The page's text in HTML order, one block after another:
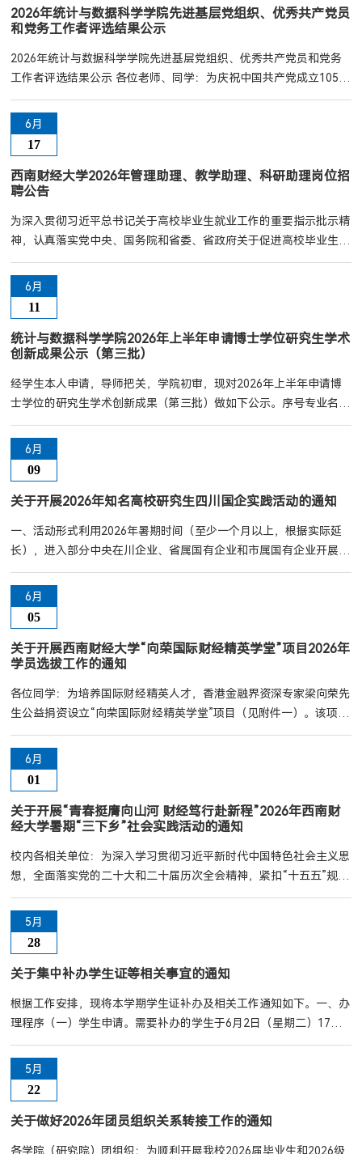
名额为1名。三、评选条件：（一）政治立场坚定，...
2026年统计与数据科学学院先进基层党组织、优秀共产党员
和党务工作者评选结果公示
2026年统计与数据科学学院先进基层党组织、优秀共产党员和党务
工作者评选结果公示 各位老师、同学：为庆祝中国共产党成立105周
年，进一步激励我院广大师生党员牢记嘱托、砥砺奋进，谱写教育强
国建设西财篇章，奋力开启新百年新征程，学院党委决定表彰一批先
进基层党组织、优秀共产党员和优秀党务工作者。按照评选表彰工作
部署，在各党支部提出推荐对象的基础上，采取自下而上、上下结合
的方式，认真审核遴选，确定了2个先进基层党组织、...
6月
17
西南财经大学2026年管理助理、教学助理、科研助理岗位招
聘公告
为深入贯彻习近平总书记关于高校毕业生就业工作的重要指示批示精
神，认真落实党中央、国务院和省委、省政府关于促进高校毕业生高
质量充分就业的决策部署，根据教育部《关于开展2026届高校毕业
生就业“百日冲刺”行动的通知》（教就业司函〔2026〕29号）和四
川省科学技术厅《关于做好2026年科技系统科研助理岗位开发及招
录高校毕业生就业工作的通知》（川科才〔2026〕10号）要求，结
合我校实际，现面向2026届未就业毕业生招聘管理助理、...
6月
11
统计与数据科学学院2026年上半年申请博士学位研究生学术
创新成果公示（第三批）
经学生本人申请，导师把关，学院初审，现对2026年上半年申请博
士学位的研究生学术创新成果（第三批）做如下公示。序号专业名称
学号学生姓名创新成果认定办法版本（2018/2021/2025)学术创新成
果类型（1或X）学术创新成果题目学术创新成果发表刊物及时间
（认定机构）认定级别1020209数量经济学122020209001史文慧
20181Source-Conditioned Spillovers and Tail Dependence in
Belt and Road Equity Markets: Evidence from China Equity ...
6月
09
关于开展2026年知名高校研究生四川国企实践活动的通知
一、活动形式利用2026年暑期时间（至少一个月以上，根据实际延
长），进入部分中央在川企业、省属国有企业和市属国有企业开展社
会实践活动。实践内容包括参与经营管理、策划运营、课题研究、人
力资源等专业性实效性较强的工作任务。二、活动安排1.报名与推
荐：有意向的在读研究生可对照《2026年知名高校研究生四川国企
实践活动需求表》，结合岗位要求，填写《2026年知名高校研究生
四川国企实践活动报名表》（附件1），报名表中注明推荐意见并加
盖就业中心公章（...
6月
05
关于开展西南财经大学“向荣国际财经精英学堂”项目2026年
学员选拔工作的通知
各位同学：为培养国际财经精英人才，香港金融界资深专家梁向荣先
生公益捐资设立“向荣国际财经精英学堂”项目（见附件一）。该项目
以公益育人、赋能青年为初心，助力财经学子接轨国际先进理念，打
通理论与实践壁垒，全方位锤炼综合素养，成长为适配时代需求的国
际化财经精英。一、评选范围：全日制本科大三在读学生。二、推荐
名额：全校共选拔10人；学院推荐名额为1名。三、评选条件：
（一）政治立场坚定，遵纪守法，品行端正，在校期间无任何违章违
纪记录；...
6月
01
关于开展“青春挺膺向山河 财经笃行赴新程”2026年西南财
经大学暑期“三下乡”社会实践活动的通知
校内各相关单位：为深入学习贯彻习近平新时代中国特色社会主义思
想，全面落实党的二十大和二十届历次全会精神，紧扣“十五五”规划
战略部署，引导学生在社会课堂中受教育、长才干、作 贡献，在志
愿服务与社会实践中挺膺担当，奋力写好“ 强国建设 西财何为” 的使
命画卷 ，构建特色鲜明、全域覆盖的新时代实践育人体系。经研究
决定，我校将组织开展“青春 挺膺向山河 财经笃行赴新程”2026 年西
南财经大学暑期“三下乡”社会实践活动。...
5月
28
关于集中补办学生证等相关事宜的通知
根据工作安排，现将本学期学生证补办及相关工作通知如下。一、办
理程序（一）学生申请。需要补办的学生于6月2日（星期二）17：
00前在系统中完成申请（操作程序：智慧学工系统-日常事务板块-
学生证补办板块）。补办学生证的同学需将一张一寸证件照（白底或
蓝底，背面注明本人姓名和学号）交至诚正楼1419办公室。网址：
https://authserver.swufe.edu.cn/（二）学院审核。辅导员于6月4
日（星期四）17:00前在系统中完成审核（操作程序：...
5月
22
关于做好2026年团员组织关系转接工作的通知
各学院（研究院）团组织：为顺利开展我校2026届毕业生和2026级